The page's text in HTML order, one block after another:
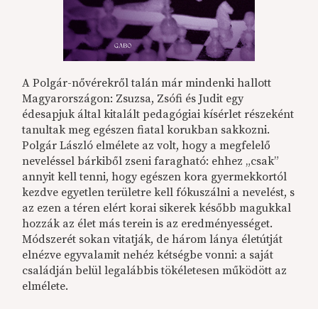
A Polgár-nővérekről talán már mindenki hallott
Magyarországon: Zsuzsa, Zsófi és Judit egy
édesapjuk által kitalált pedagógiai kísérlet részeként
tanultak meg egészen fiatal korukban sakkozni.
Polgár László elmélete az volt, hogy a megfelelő
neveléssel bárkiből zseni faragható: ehhez „csak”
annyit kell tenni, hogy egészen kora gyermekkortól
kezdve egyetlen területre kell fókuszálni a nevelést, s
az ezen a téren elért korai sikerek később magukkal
hozzák az élet más terein is az eredményességet.
Módszerét sokan vitatják, de három lánya életútját
elnézve egyvalamit nehéz kétségbe vonni: a saját
családján belül legalábbis tökéletesen működött az
elmélete.